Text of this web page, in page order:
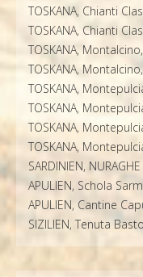
TOSKANA, Chianti
TOSKANA, Chianti
TOSKANA,
TOSKANA,
TOSKANA,
TOSKANA,
TOSKANA,
TOSKANA,
SARDINIEN,
APULIEN, Schola
APULIEN, Cantine
SIZILIEN, Tenuta